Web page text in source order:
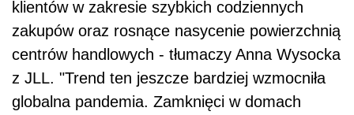
klientów w zakresie szybkich codziennych
zakupów oraz rosnące nasycenie powierzchnią
centrów handlowych - tłumaczy Anna Wysocka
z JLL. "Trend ten jeszcze bardziej wzmocniła
globalna pandemia. Zamknięci w domach